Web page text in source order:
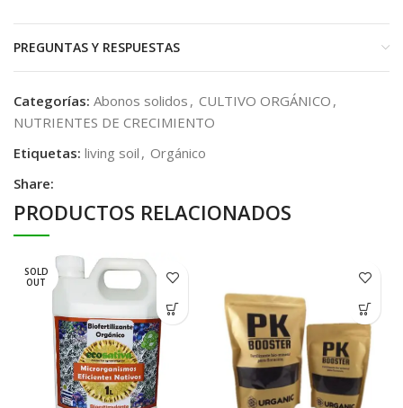
PREGUNTAS Y RESPUESTAS
Categorías: Abonos solidos , CULTIVO ORGÁNICO ,
NUTRIENTES DE CRECIMIENTO
Etiquetas: living soil , Orgánico
Share:
PRODUCTOS RELACIONADOS
SOLD
OUT